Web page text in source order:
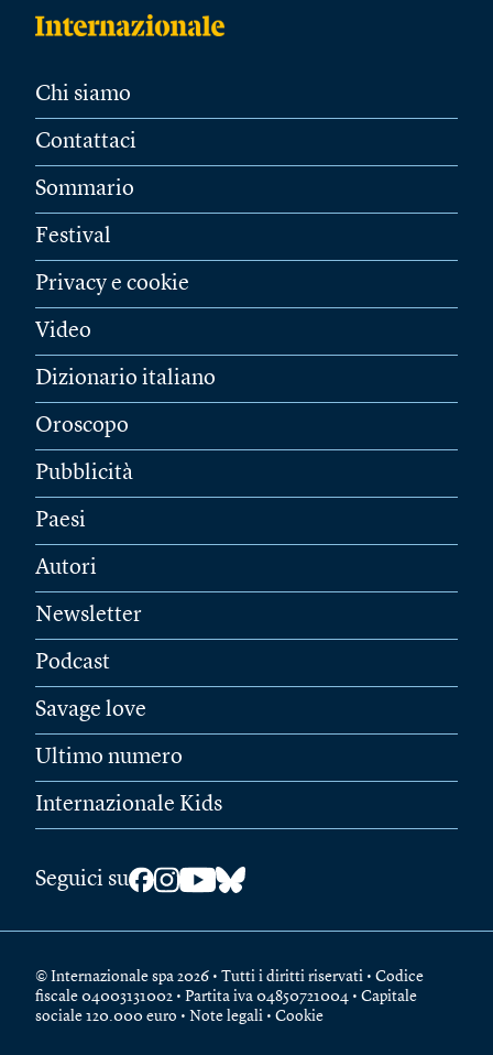
Chi siamo
Contattaci
Sommario
Festival
Privacy e cookie
Video
Dizionario italiano
Oroscopo
Pubblicità
Paesi
Autori
Newsletter
Podcast
Savage love
Ultimo numero
Internazionale Kids
Seguici su
© Internazionale spa 2026 • Tutti i diritti riservati • Codice
fiscale 04003131002 • Partita iva 04850721004 • Capitale
sociale 120.000 euro • Note legali • Cookie